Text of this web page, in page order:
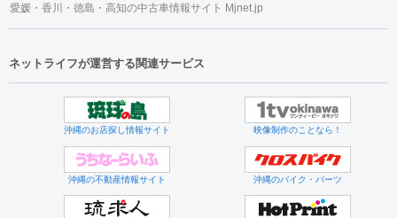
愛媛・香川・徳島・高知の中古車情報サイト Mjnet.jp
ネットライフが運営する関連サービス
沖縄のお店探し情報サイト 映像制作のことなら！
沖縄の不動産情報サイト 沖縄のバイク・パーツ